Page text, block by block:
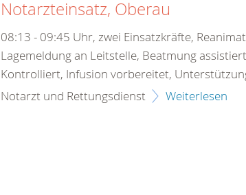
Notarzteinsatz, Oberau
08:13 - 09:45 Uhr, zwei Einsatzkräfte,
Lagemeldung an Leitstelle, Beatmung
Kontrolliert, Infusion vorbereitet,
Notarzt und Rettungsdienst
Weiterlesen